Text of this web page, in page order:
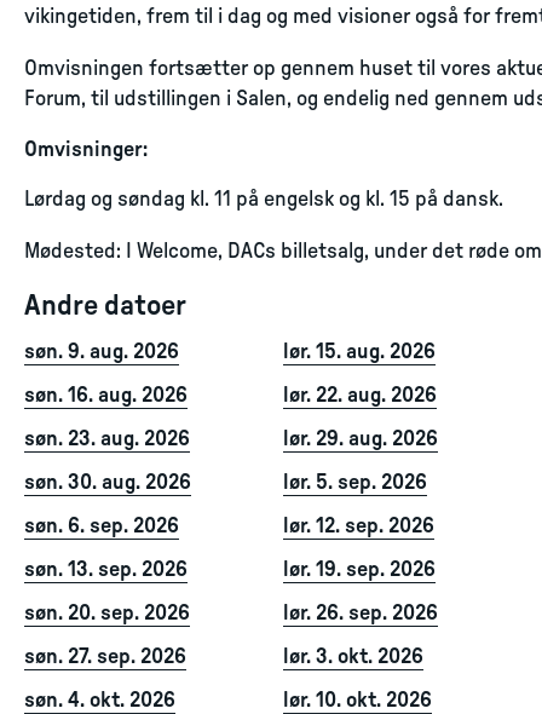
vikingetiden, frem til i dag og med visioner også for
Omvisningen fortsætter op gennem huset til vores
Forum, til udstillingen i Salen, og endelig ned gennem
Omvisninger:
Lørdag og søndag kl. 11 på engelsk og kl. 15 på dansk.
Mødested: I Welcome, DACs billetsalg, under det røde
Andre datoer
søn. 9. aug. 2026
lør. 15. aug. 2026
søn. 16. aug. 2026
lør. 22. aug. 2026
søn. 23. aug. 2026
lør. 29. aug. 2026
søn. 30. aug. 2026
lør. 5. sep. 2026
søn. 6. sep. 2026
lør. 12. sep. 2026
søn. 13. sep. 2026
lør. 19. sep. 2026
søn. 20. sep. 2026
lør. 26. sep. 2026
søn. 27. sep. 2026
lør. 3. okt. 2026
søn. 4. okt. 2026
lør. 10. okt. 2026